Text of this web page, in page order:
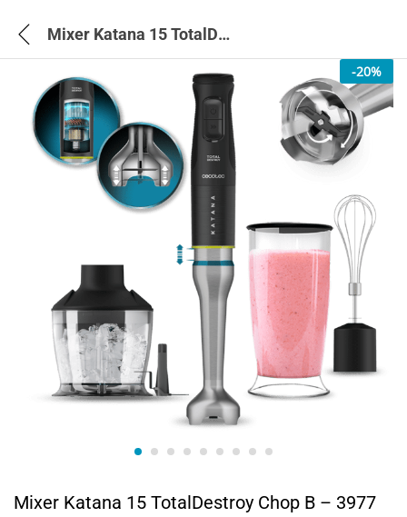
Mixer Katana 15 TotalDestroy Chop B – 3977
-20%
Mixer Katana 15 TotalDestroy Chop B – 3977